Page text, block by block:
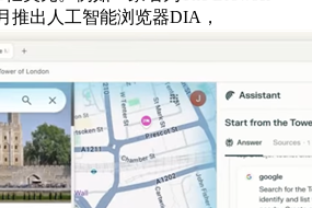
推出人工智能浏览器DIA，